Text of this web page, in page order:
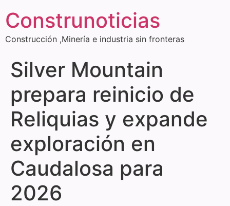
Construnoticias
Construcción ,Minería e industria sin fronteras
Silver Mountain
prepara reinicio de
Reliquias y expande
exploración en
Caudalosa para
2026